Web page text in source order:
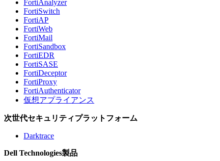
FortiAnalyzer
FortiSwitch
FortiAP
FortiWeb
FortiMail
FortiSandbox
FortiEDR
FortiSASE
FortiDeceptor
FortiProxy
FortiAuthenticator
仮想アプライアンス
次世代セキュリティプラットフォーム
Darktrace
Dell Technologies製品